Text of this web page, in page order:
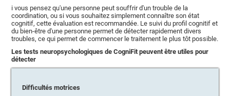
i vous pensez qu'une personne peut souffrir d'un trouble de la
coordination, ou si vous souhaitez simplement connaître son état
cognitif, cette évaluation est recommandée. Le suivi du profil cognitif et
du bien-être d'une personne permet de détecter rapidement divers
troubles, ce qui permet de commencer le traitement le plus tôt possible.
Les tests neuropsychologiques de CogniFit peuvent être utiles pour
détecter
Difficultés motrices